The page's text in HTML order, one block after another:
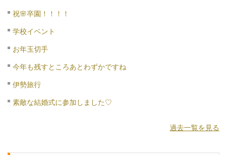
祝🌸卒園！！！！
学校イベント
お年玉切手
今年も残すところあとわずかですね
伊勢旅行
素敵な結婚式に参加しました♡
過去一覧を見る